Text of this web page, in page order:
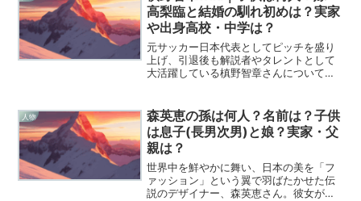
緒に紐解いていきたい...
高梨臨と結婚の馴れ初めは？実家
や出身高校・中学は？
元サッカー日本代表としてピッチを盛り
上げ、引退後も解説者やタレントとして
大活躍している槙野智章さんについて、
どこか憎めないキャラクターの裏側に
は、どんなストイックな努力...
人物
森英恵の孫は何人？名前は？子供
は息子(長男次男)と娘？実家・父
親は？
世界中を鮮やかに舞い、日本の美を「フ
ァッション」という翼で羽ばたかせた伝
説のデザイナー、森英恵さん。彼女がこ